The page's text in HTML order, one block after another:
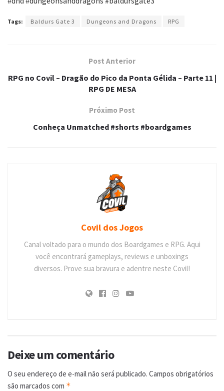
Tags: Baldurs Gate 3 Dungeons and Dragons RPG
Post Anterior
RPG no Covil – Dragão do Pico da Ponta Gélida – Parte 11 |
RPG DE MESA
Próximo Post
Conheça Unmatched #shorts #boardgames
Covil dos Jogos
Canal voltado para o mundo dos Boardgames e RPG. Aqui
você encontrará gameplays, reviews e unboxings
diversos. Prove sua bravura e adentre neste Covil!
Deixe um comentário
O seu endereço de e-mail não será publicado. Campos obrigatórios
são marcados com *